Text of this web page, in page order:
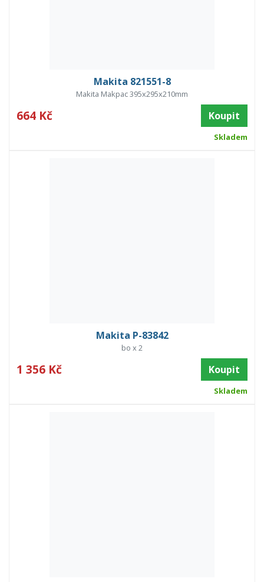
Makita 821551-8
Makita Makpac 395x295x210mm
664 Kč Koupit
Skladem
Makita P-83842
bo x 2
1 356 Kč Koupit
Skladem